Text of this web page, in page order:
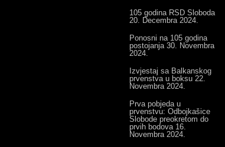
105 godina RSD Sloboda
20. Decembra 2024.
Ponosni na 105 godina
postojanja 30. Novembra
2024.
Izvjestaj sa Balkanskog
prvenstva u boksu 22.
Novembra 2024.
Prva pobjeda u
prvenstvu: Odbojkašice
Slobode preokretom do
prvih bodova 16.
Novembra 2024.